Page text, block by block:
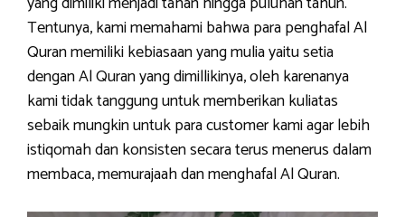
Tentunya, kami memahami bahwa para penghafal Al
Quran memiliki kebiasaan yang mulia yaitu setia
dengan Al Quran yang dimillikinya, oleh karenanya
kami tidak tanggung untuk memberikan kuliatas
sebaik mungkin untuk para customer kami agar lebih
istiqomah dan konsisten secara terus menerus dalam
membaca, memurajaah dan menghafal Al Quran.